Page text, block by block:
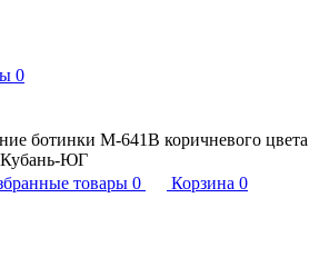
0
ботинки М-641В коричневого цвета
Кубань-ЮГ
товары 0 Корзина 0